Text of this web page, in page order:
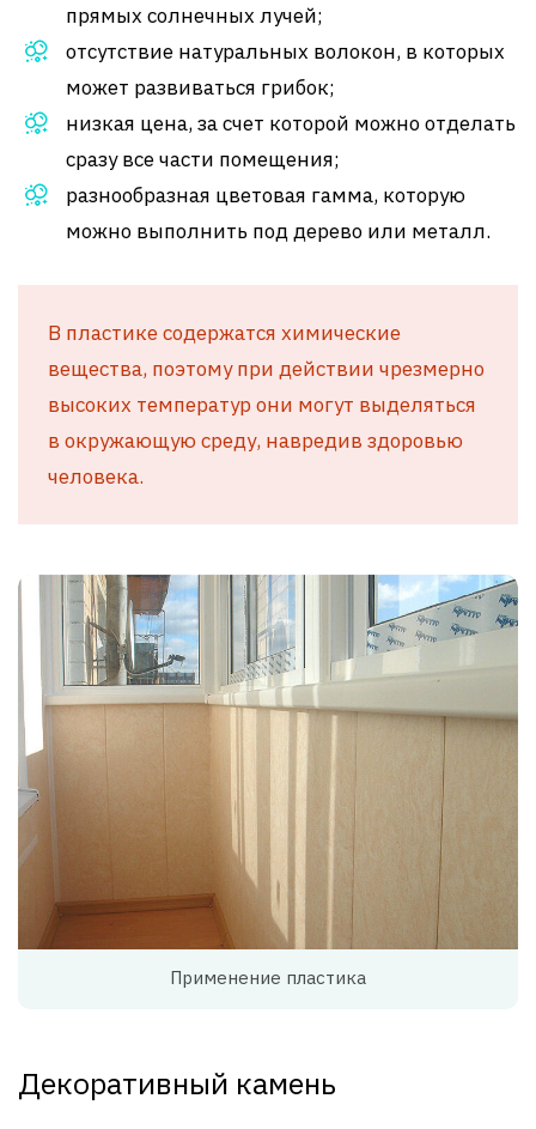
прямых солнечных лучей;
отсутствие натуральных волокон, в которых
может развиваться грибок;
низкая цена, за счет которой можно отделать
сразу все части помещения;
разнообразная цветовая гамма, которую
можно выполнить под дерево или металл.
В пластике содержатся химические
вещества, поэтому при действии чрезмерно
высоких температур они могут выделяться
в окружающую среду, навредив здоровью
человека.
Применение пластика
Декоративный камень